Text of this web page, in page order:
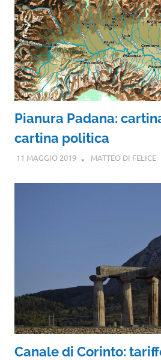
Pianura Padana:
cartina politica
11 MAGGIO 2019 MATTEO DI FELICE
Canale di Corinto: